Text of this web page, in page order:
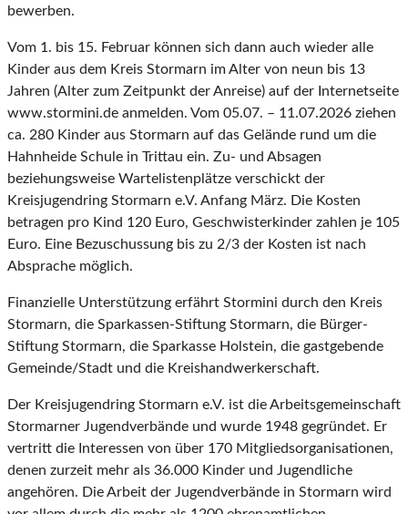
bewerben.
Vom 1. bis 15. Februar können sich dann auch wieder alle
Kinder aus dem Kreis Stormarn im Alter von neun bis 13
Jahren (Alter zum Zeitpunkt der Anreise) auf der Internetseite
www.stormini.de anmelden. Vom 05.07. – 11.07.2026 ziehen
ca. 280 Kinder aus Stormarn auf das Gelände rund um die
Hahnheide Schule in Trittau ein. Zu- und Absagen
beziehungsweise Wartelistenplätze verschickt der
Kreisjugendring Stormarn e.V. Anfang März. Die Kosten
betragen pro Kind 120 Euro, Geschwisterkinder zahlen je 105
Euro. Eine Bezuschussung bis zu 2/3 der Kosten ist nach
Absprache möglich.
Finanzielle Unterstützung erfährt Stormini durch den Kreis
Stormarn, die Sparkassen-Stiftung Stormarn, die Bürger-
Stiftung Stormarn, die Sparkasse Holstein, die gastgebende
Gemeinde/Stadt und die Kreishandwerkerschaft.
Der Kreisjugendring Stormarn e.V. ist die Arbeitsgemeinschaft
Stormarner Jugendverbände und wurde 1948 gegründet. Er
vertritt die Interessen von über 170 Mitgliedsorganisationen,
denen zurzeit mehr als 36.000 Kinder und Jugendliche
angehören. Die Arbeit der Jugendverbände in Stormarn wird